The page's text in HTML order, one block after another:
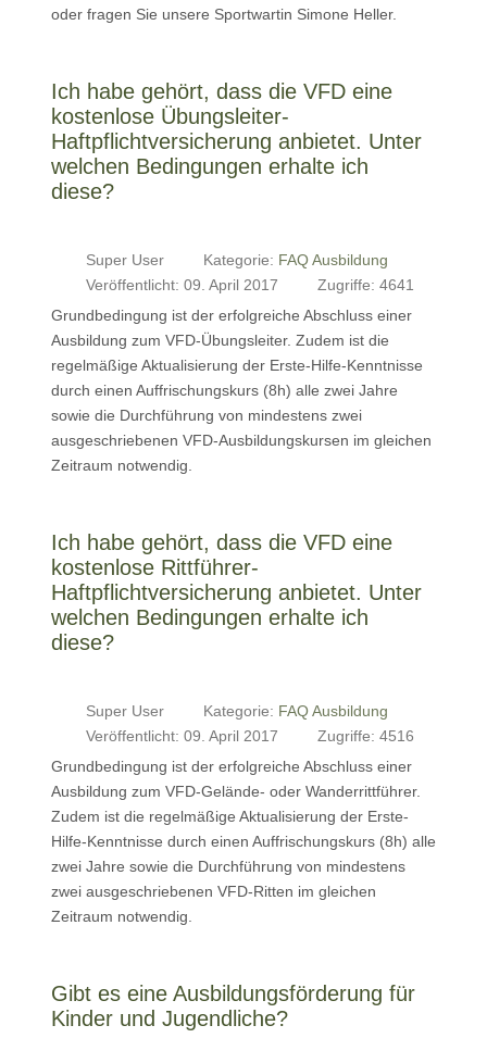
oder fragen Sie unsere Sportwartin Simone Heller.
Ich habe gehört, dass die VFD eine
kostenlose Übungsleiter-
Haftpflichtversicherung anbietet. Unter
welchen Bedingungen erhalte ich
diese?
Super User Kategorie: FAQ Ausbildung
Veröffentlicht: 09. April 2017
Zugriffe: 4641
Grundbedingung ist der erfolgreiche Abschluss einer
Ausbildung zum VFD-Übungsleiter. Zudem ist die
regelmäßige Aktualisierung der Erste-Hilfe-Kenntnisse
durch einen Auffrischungskurs (8h) alle zwei Jahre
sowie die Durchführung von mindestens zwei
ausgeschriebenen VFD-Ausbildungskursen im gleichen
Zeitraum notwendig.
Ich habe gehört, dass die VFD eine
kostenlose Rittführer-
Haftpflichtversicherung anbietet. Unter
welchen Bedingungen erhalte ich
diese?
Super User Kategorie: FAQ Ausbildung
Veröffentlicht: 09. April 2017
Zugriffe: 4516
Grundbedingung ist der erfolgreiche Abschluss einer
Ausbildung zum VFD-Gelände- oder Wanderrittführer.
Zudem ist die regelmäßige Aktualisierung der Erste-
Hilfe-Kenntnisse durch einen Auffrischungskurs (8h) alle
zwei Jahre sowie die Durchführung von mindestens
zwei ausgeschriebenen VFD-Ritten im gleichen
Zeitraum notwendig.
Gibt es eine Ausbildungsförderung für
Kinder und Jugendliche?